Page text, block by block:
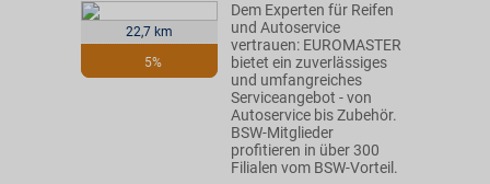
22,7 km
5%
Dem Experten für Reifen
und Autoservice
vertrauen: EUROMASTER
bietet ein zuverlässiges
und umfangreiches
Serviceangebot - von
Autoservice bis Zubehör.
BSW-Mitglieder
profitieren in über 300
Filialen vom BSW-Vorteil.